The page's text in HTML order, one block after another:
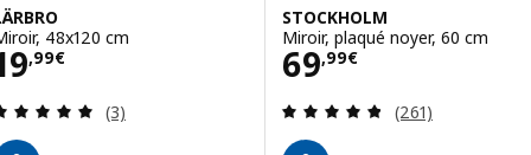
48x120 cm
,99€
19,99€
Révision: 5 hors de 5 étoiles. Nombre total de
(3)
STOCKHOLM
Miroir, plaqué noyer, 60 cm
69,99€
Prix 69,99€
Révision: 4.8
(261)